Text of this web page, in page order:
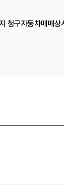
청구자동차매매상